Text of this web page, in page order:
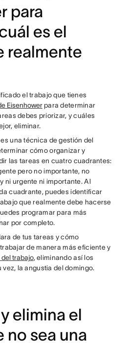
para
es el
realmente
el trabajo que tienes
Eisenhowerpara determinar
debes priorizar, y cuáles
eliminar.
una técnica de gestión del
cómo organizar y
las tareas en cuatro cuadrantes:
pero no importante, no
ni urgente ni importante. Al
cuadrante, puedes identificar
que realmente debe hacerse
programar para más
por completo.
de tus tareas y cómo
de manera más eficiente y
trabajo, eliminando así los
vez, la angustia del domingo.
elimina el
no sea una